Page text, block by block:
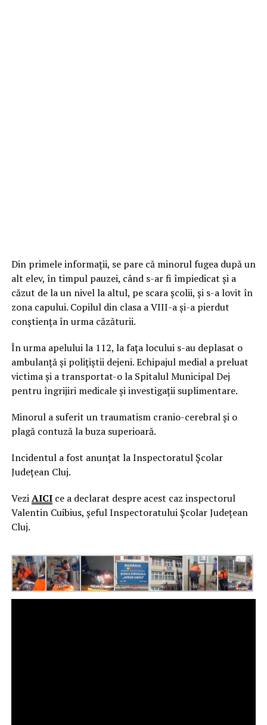
Din primele informații, se pare că minorul fugea după un
alt elev, în timpul pauzei, când s-ar fi împiedicat și a
căzut de la un nivel la altul, pe scara școlii, și s-a lovit în
zona capului. Copilul din clasa a VIII-a și-a pierdut
conștiența în urma căzăturii.
În urma apelului la 112, la fața locului s-au deplasat o
ambulanță și polițiștii dejeni. Echipajul medial a preluat
victima și a transportat-o la Spitalul Municipal Dej
pentru îngrijiri medicale și investigații suplimentare.
Minorul a suferit un traumatism cranio-cerebral și o
plagă contuză la buza superioară.
Incidentul a fost anunțat la Inspectoratul Școlar
Județean Cluj.
VeziAICIce a declarat despre acest caz inspectorul
Valentin Cuibius, șeful Inspectoratului Școlar Județean
Cluj.